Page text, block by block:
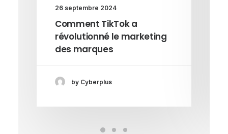
26 septembre 2024
Comment TikTok a
révolutionné le marketing
des marques
by Cyberplus